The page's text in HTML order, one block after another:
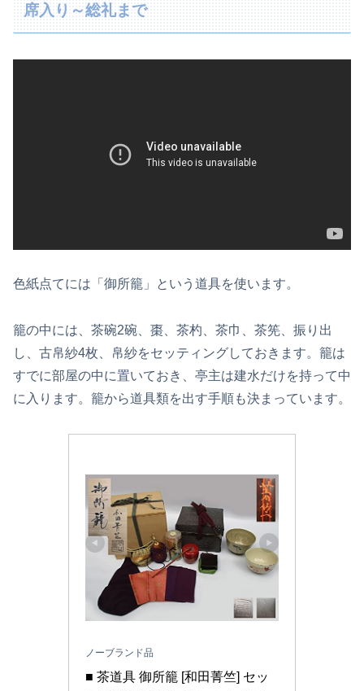
席入り～総礼まで
色紙点てには「御所籠」という道具を使います。
籠の中には、茶碗2碗、棗、茶杓、茶巾、茶筅、振り出
し、古帛紗4枚、帛紗をセッティングしておきます。籠は
すでに部屋の中に置いておき、亭主は建水だけを持って中
に入ります。籠から道具類を出す手順も決まっています。
ノーブランド品
■ 茶道具 御所籠 [和田菁竺] セッ